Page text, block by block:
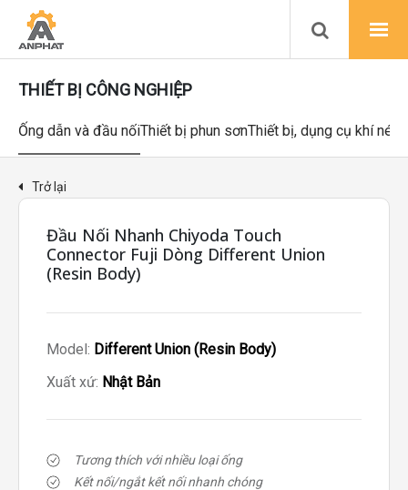
THIẾT BỊ CÔNG NGHIỆP
Ống dẫn và đầu nốiThiết bị phun sơnThiết bị, dụng cụ khí nén
Trở lại
Đầu Nối Nhanh Chiyoda Touch
Connector Fuji Dòng Different Union
(Resin Body)
Model: Different Union (Resin Body)
Xuất xứ: Nhật Bản
Tương thích với nhiều loại ống
Kết nối/ngắt kết nối nhanh chóng